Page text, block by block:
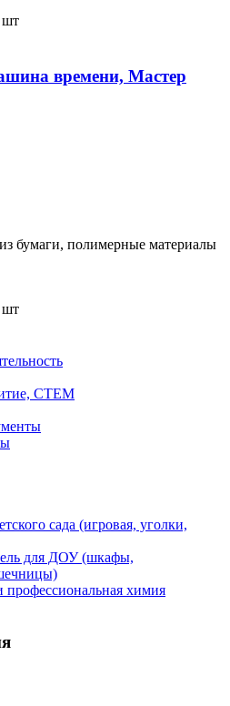
шт
времени, Мастер
бумаги, полимерные материалы
шт
СТЕМ
сада (игровая, уголки,
для ДОУ (шкафы,
профессиональная химия